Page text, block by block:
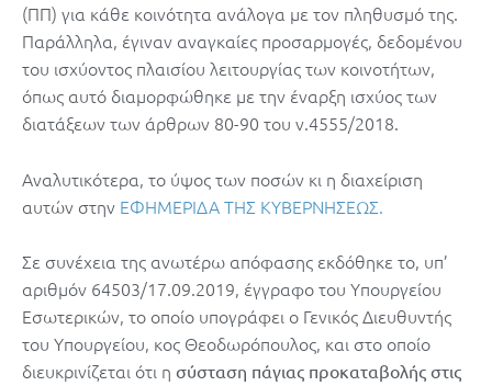
(ΠΠ) για κάθε κοινότητα ανάλογα με τον πληθυσμό της.
Παράλληλα, έγιναν αναγκαίες προσαρμογές, δεδομένου
του ισχύοντος πλαισίου λειτουργίας των κοινοτήτων,
όπως αυτό διαμορφώθηκε με την έναρξη ισχύος των
διατάξεων των άρθρων 80-90 του ν.4555/2018.
Αναλυτικότερα, το ύψος των ποσών κι η διαχείριση
αυτών στην ΕΦΗΜΕΡΙΔΑ ΤΗΣ ΚΥΒΕΡΝΗΣΕΩΣ.
Σε συνέχεια της ανωτέρω απόφασης εκδόθηκε το, υπ’
αριθμόν 64503/17.09.2019, έγγραφο του Υπουργείου
Εσωτερικών, το οποίο υπογράφει ο Γενικός Διευθυντής
του Υπουργείου, κος Θεοδωρόπουλος, και στο οποίο
διευκρινίζεται ότι η σύσταση πάγιας προκαταβολής στις